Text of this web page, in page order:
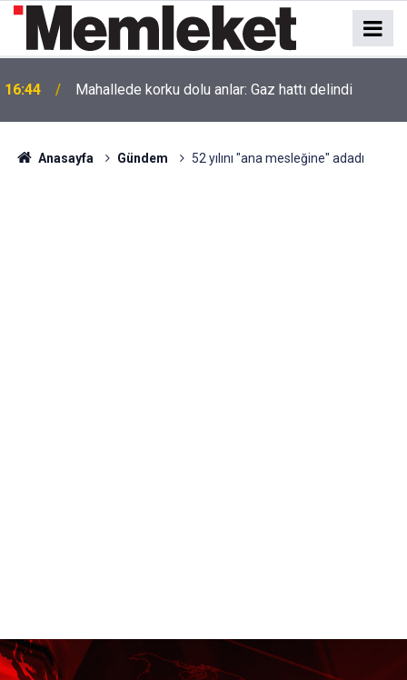
16:44 Mahallede korku dolu anlar: Gaz hattı delindi
Anasayfa Gündem 52 yılını "ana mesleğine" adadı